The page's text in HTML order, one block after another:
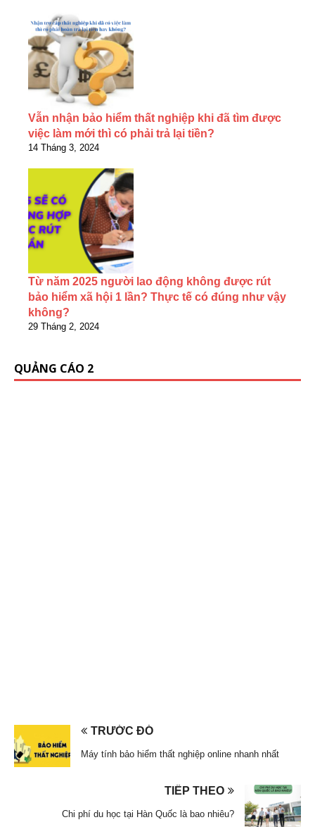
Vẫn nhận bảo hiểm thất nghiệp khi đã tìm được
việc làm mới thì có phải trả lại tiền?
14 Tháng 3, 2024
Từ năm 2025 người lao động không được rút
bảo hiểm xã hội 1 lần? Thực tế có đúng như vậy
không?
29 Tháng 2, 2024
QUẢNG CÁO 2
TRƯỚC ĐÓ
Máy tính bảo hiểm thất nghiệp online nhanh nhất
TIẾP THEO
Chi phí du học tại Hàn Quốc là bao nhiêu?